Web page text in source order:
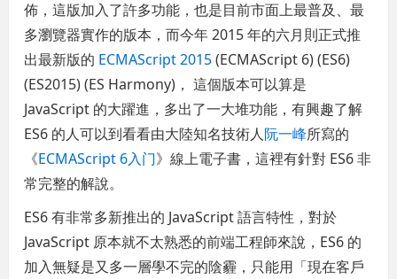
佈，這版加入了許多功能，也是目前市面上最普及、最
多瀏覽器實作的版本，而今年 2015 年的六月則正式推
出最新版的 ECMAScript 2015(ECMAScript 6) (ES6)
(ES2015) (ES Harmony)， 這個版本可以算是
JavaScript 的大躍進，多出了一大堆功能，有興趣了解
ES6 的人可以到看看由大陸知名技術人阮一峰所寫的
《ECMAScript 6入门》線上電子書，這裡有針對 ES6 非
常完整的解說。
ES6 有非常多新推出的 JavaScript 語言特性，對於
JavaScript 原本就不太熟悉的前端工程師來說，ES6 的
加入無疑是又多一層學不完的陰霾，只能用「現在客戶